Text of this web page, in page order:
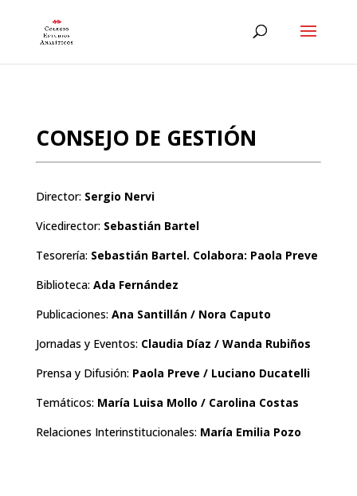
CONSEJO DE GESTIÓN
Director: Sergio Nervi
Vicedirector: Sebastián Bartel
Tesorería: Sebastián Bartel. Colabora: Paola Preve
Biblioteca: Ada Fernández
Publicaciones: Ana Santillán / Nora Caputo
Jornadas y Eventos: Claudia Díaz / Wanda Rubiños
Prensa y Difusión: Paola Preve / Luciano Ducatelli
Temáticos: María Luisa Mollo / Carolina Costas
Relaciones Interinstitucionales: María Emilia Pozo